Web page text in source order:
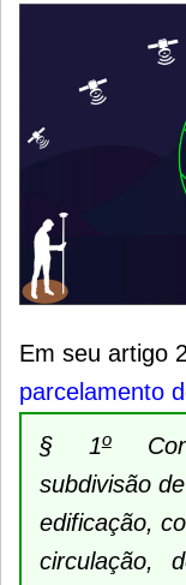
Em seu artigo
parcelamento
§ 1o
subdivisão
edificação,
circulação,